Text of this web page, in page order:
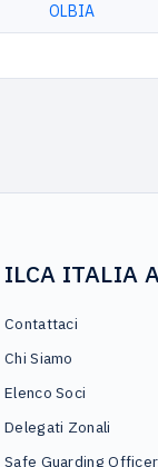
OLBIA
ILCA ITALIA
Contattaci
Chi Siamo
Elenco Soci
Delegati Zonali
Safe Guarding Officer